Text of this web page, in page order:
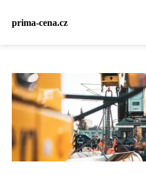
prima-cena.cz